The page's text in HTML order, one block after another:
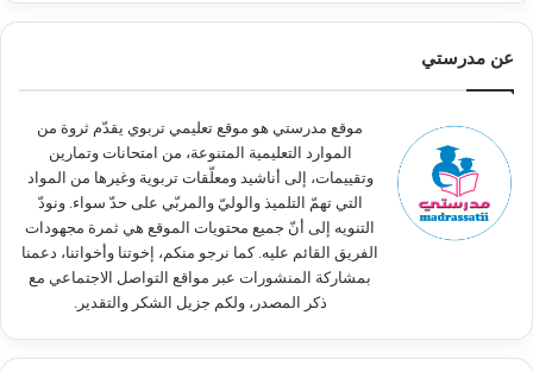
ن
عن مدرستي
موقع مدرستي هو موقع تعليمي تربوي يقدّم ثروة من
الموارد التعليمية المتنوعة، من امتحانات وتمارين
وتقييمات، إلى أناشيد ومعلّقات تربوية وغيرها من المواد
التي تهمّ التلميذ والوليّ والمربّي على حدّ سواء. ونودّ
التنويه إلى أنّ جميع محتويات الموقع هي ثمرة مجهودات
الفريق القائم عليه. كما نرجو منكم، إخوتنا وأخواتنا، دعمنا
بمشاركة المنشورات عبر مواقع التواصل الاجتماعي مع
ذكر المصدر، ولكم جزيل الشكر والتقدير.